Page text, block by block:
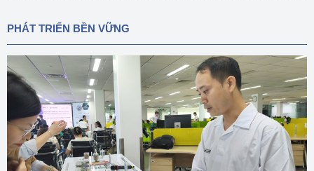
PHÁT TRIỂN BỀN VỮNG